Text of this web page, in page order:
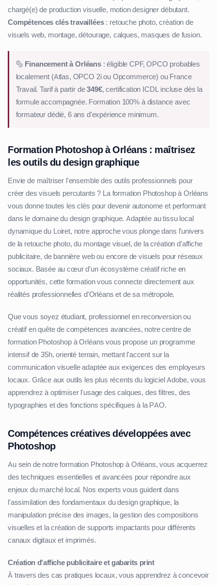
chargé(e) de production visuelle, motion designer débutant.
Compétences clés travaillées: retouche photo, création de
visuels web, montage, détourage, calques, masques de fusion.
Financement à Orléans: éligible CPF, OPCO probables
localement (Atlas, OPCO 2i ou Opcommerce) ou France
Travail. Tarif à partir de349€, certification ICDL incluse dès la
formule accompagnée. Formation 100% à distance avec
formateur dédié, 6 ans d'expérience minimum.
Formation Photoshop à Orléans : maîtrisez
les outils du design graphique
Envie de maîtriser l'ensemble des outils professionnels pour
créer des visuels percutants ? La formation Photoshop à Orléans
vous donne toutes les clés pour devenir autonome et performant
dans le domaine du design graphique. Adaptée au tissu local
dynamique du Loiret, notre approche vous plonge dans l'univers
de la retouche photo, du montage visuel, de la création d'affiche
publicitaire, de bannière web ou encore de visuels pour réseaux
sociaux. Basée au cœur d'un écosystème créatif riche en
opportunités, cette formation vous connecte directement aux
réalités professionnelles d'Orléans et de sa métropole.
Que vous soyez étudiant, professionnel en reconversion ou
créatif en quête de compétences avancées, notre centre de
formation Photoshop à Orléans vous propose un programme
intensif de 35h, orienté terrain, mettant l'accent sur la
communication visuelle adaptée aux exigences des employeurs
locaux. Grâce aux outils les plus récents du logiciel Adobe, vous
apprendrez à optimiser l'usage des calques, des filtres, des
typographies et des fonctions spécifiques à la PAO.
Compétences créatives développées avec
Photoshop
Au sein de notre formation Photoshop à Orléans, vous acquerrez
des techniques essentielles et avancées pour répondre aux
enjeux du marché local. Nos experts vous guident dans
l'assimilation des fondamentaux du design graphique, la
manipulation précise des images, la gestion des compositions
visuelles et la création de supports impactants pour différents
canaux digitaux et imprimés.
Création d'affiche publicitaire et gabarits print
À travers des cas pratiques locaux, vous apprendrez à concevoir